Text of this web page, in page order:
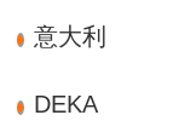
意大利
DEKA